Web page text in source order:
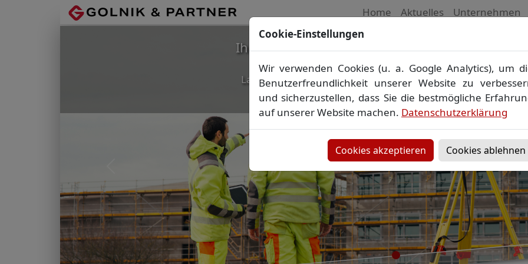
Home Aktuelles Unternehmen
Ihr Vermessungsbüro in Mecklenburg-
Wir vermessen Ihr Grundstück
Lageplan▪Absteckung▪Bauvermessung▪
Grenzfeststellung
▪Amtliche Auskünfte und Auszüge
Cookie-Einstellungen
Wir verwenden Cookies (u. a. Google Analytics), um
Benutzerfreundlichkeit unserer Website zu
und sicherzustellen, dass Sie die bestmögliche
auf unserer Website machen. Datenschutzerklärung
Cookies akzeptieren Cookies ablehnen